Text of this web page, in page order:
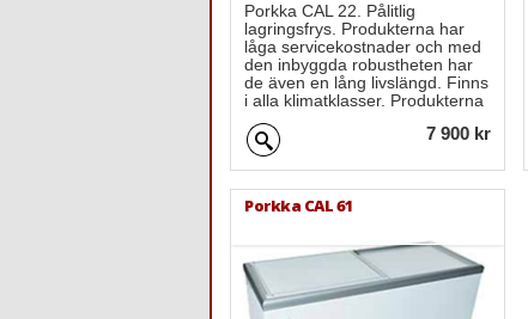
Porkka CAL 22. Pålitlig
lagringsfrys. Produkterna har
låga servicekostnader och med
den inbyggda robustheten har
de även en lång livslängd. Finns
i alla klimatklasser. Produkterna
pulverlackerad vit exteriör och
en aluminiuminteriör med ett
lock.
7 900 kr
Porkka CAL 61